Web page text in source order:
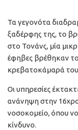
Τα γεγονότα
ξαδέρφης της, το
στο Τονάνς, μία
έφηβες βρέθηκαν
κρεβατοκάμαρά
Οι υπηρεσίες
ανάνηψη στην
νοσοκομείο, όπου
κίνδυνο.